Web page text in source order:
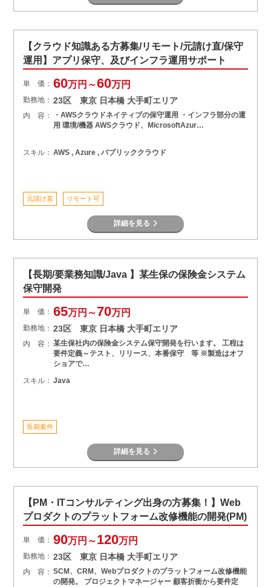
【クラウド知識ある方募集/リモート/元請け直/保守
運用】アプリ保守、及びインフラ運⽤サポート
単 価： 60万円～60万円
勤務地： 23区 東京 日本橋 大手町エリア
内 容：
・AWSクラウドネイティブの保守運用 ・インフラ部分の運
用 環境/機器 AWSクラウド、MicrosoftAzur…
スキル： AWS , Azure , パブリッククラウド
元請け直 リモート可
詳細を見る
【長期/要業務知識/Java 】某生保の保険金システム
保守開発
単 価： 65万円～70万円
勤務地： 23区 東京 日本橋 大手町エリア
内 容： 某生保社内の保険金システム保守開発を行います。 工程は
要件定義～テスト、リリース、本番保守 等 ※製造はオフ
ショアで…
スキル： Java
長期案件
詳細を見る
【PM・ITコンサルティング出身の方募集！】Web
プロダクトのプラットフォーム改修機能の開発(PM)
単 価： 90万円～120万円
勤務地： 23区 東京 日本橋 大手町エリア
内 容： SCM、CRM、Webプロダクトのプラットフォーム改修機能
の開発。 プロジェクトマネージャー 顧客折衝から要件定